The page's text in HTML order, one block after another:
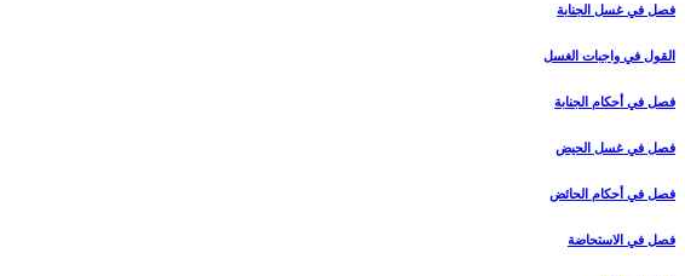
فصل في غسل الجنابة
القول في واجبات الغسل‏
فصل في أحكام الجنابة
فصل في غسل الحيض‏
فصل في أحكام الحائض‏
فصل في الاستحاضة